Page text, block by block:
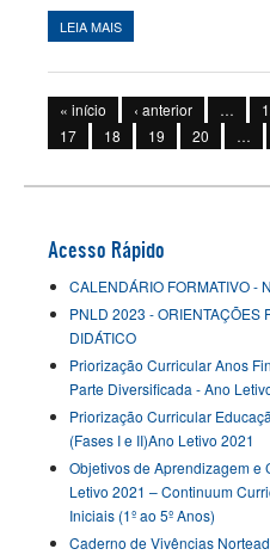
LEIA MAIS
« início ‹ anterior …
17 18 19 20 …
Acesso Rápido
CALENDÁRIO FORMATIVO -
PNLD 2023 - ORIENTAÇÕES
DIDÁTICO
Priorização Curricular Anos
Parte Diversificada - Ano
Priorização Curricular
(Fases I e II)Ano Letivo 2021
Objetivos de Aprendizagem e
Letivo 2021 – Continuum
Iniciais (1º ao 5º Anos)
Caderno de Vivências